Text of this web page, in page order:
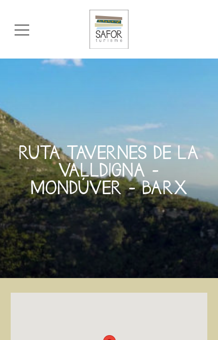
RUTA TAVERNES DE LA
VALLDIGNA –
MONDÚVER – BARX